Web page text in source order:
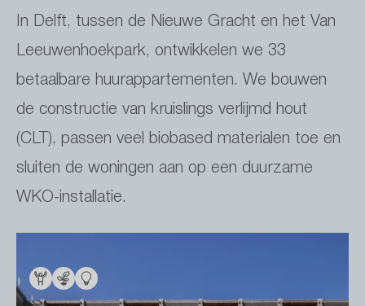
In Delft, tussen de Nieuwe Gracht en het Van
Leeuwenhoekpark, ontwikkelen we 33
betaalbare huurappartementen. We bouwen
de constructie van kruislings verlijmd hout
(CLT), passen veel biobased materialen toe en
sluiten de woningen aan op een duurzame
WKO-installatie.